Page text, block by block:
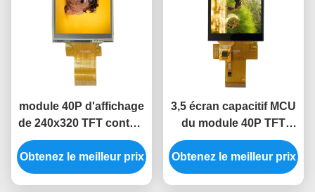
module 40P d'affichage
de 240x320 TFT contact
résistif ST7789
d'affichage à cristaux
liquides de Tft de 3,2
Obtenez le meilleur prix
3,5 écran capacitif MCU
du module 40P TFT
LCD d'écran d'ecran
couleur de Tft de pouce
Obtenez le meilleur prix